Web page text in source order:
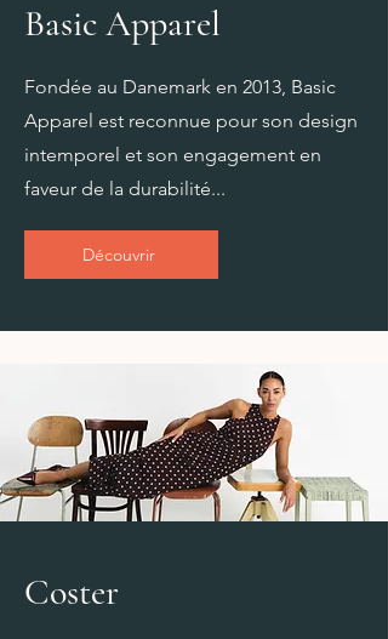
Basic Apparel
Fondée au Danemark en 2013, Basic
Apparel est reconnue pour son design
intemporel et son engagement en
faveur de la durabilité...
Découvrir
Coster